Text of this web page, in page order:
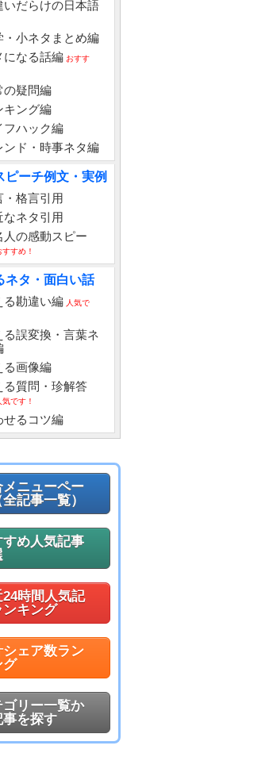
いだらけの日本語
・小ネタまとめ編
になる話編 おすす
の疑問編
キング編
フハック編
ンド・時事ネタ編
ピーチ例文・実例
・格言引用
なネタ引用
人の感動スピー
すすめ！
ネタ・面白い話
る勘違い編 人気で
る誤変換・言葉ネ
る画像編
る質問・珍解答
気です！
せるコツ編
メニューペー
記事一覧）
すめ人気記事
24時間人気記
ンキング
シェア数ラン
グ
ゴリー一覧か
事を探す